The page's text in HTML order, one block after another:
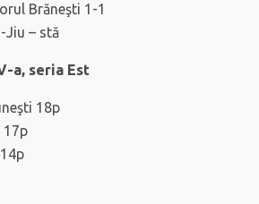
Brăneşti 1-1
Jiu – stă
a, seria Est
18p
17p